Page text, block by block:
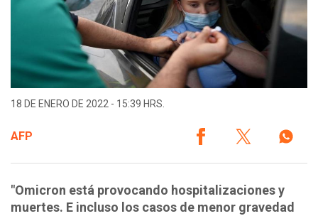
18 DE ENERO DE 2022 - 15:39 HRS.
AFP
"Omicron está provocando hospitalizaciones y
muertes. E incluso los casos de menor gravedad